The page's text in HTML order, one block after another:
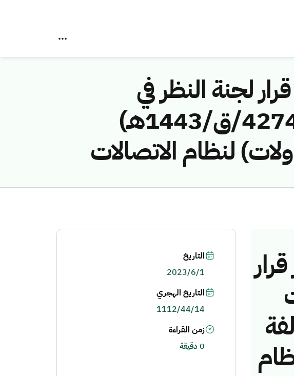
لجنة النظر في
مخالفات نظام الاتصالات رقم (42747791/ق/1443هـ)
لنظام الاتصالات
التاريخ
2023/6/1
التاريخ الهجري
1112/44/14
زمن القراءة
0 دقيقة